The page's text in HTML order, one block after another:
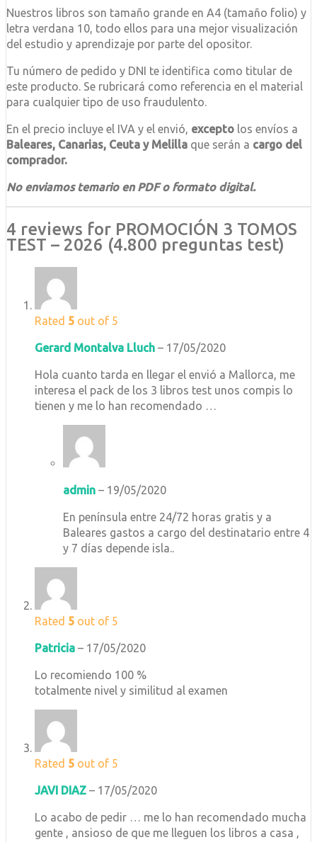
Nuestros libros son tamaño grande en A4 (tamaño folio) y
letra verdana 10, todo ellos para una mejor visualización
del estudio y aprendizaje por parte del opositor.
Tu número de pedido y DNI te identifica como titular de
este producto. Se rubricará como referencia en el material
para cualquier tipo de uso fraudulento.
En el precio incluye el IVA y el envió, excepto los envíos a
Baleares, Canarias, Ceuta y Melilla que serán a cargo del
comprador.
No enviamos temario en PDF o formato digital.
4 reviews for PROMOCIÓN 3 TOMOS
TEST – 2026 (4.800 preguntas test)
Rated 5 out of 5
Gerard Montalva Lluch – 17/05/2020
Hola cuanto tarda en llegar el envió a Mallorca, me
interesa el pack de los 3 libros test unos compis lo
tienen y me lo han recomendado …
admin – 19/05/2020
En península entre 24/72 horas gratis y a
Baleares gastos a cargo del destinatario entre 4
y 7 días depende isla..
Rated 5 out of 5
Patricia – 17/05/2020
Lo recomiendo 100 %
totalmente nivel y similitud al examen
Rated 5 out of 5
JAVI DIAZ – 17/05/2020
Lo acabo de pedir … me lo han recomendado mucha
gente , ansioso de que me lleguen los libros a casa ,